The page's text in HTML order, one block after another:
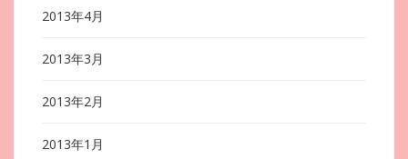
2013年4月
2013年3月
2013年2月
2013年1月